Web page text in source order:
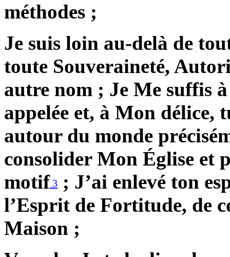
méthodes ;
Je suis loin au-delà de
toute Souveraineté,
autre nom ; Je Me suffis
appelée et, à Mon délice,
autour du monde
consolider Mon Église et
motif 3 ; J’ai enlevé ton
l’Esprit de Fortitude, de
Maison ;